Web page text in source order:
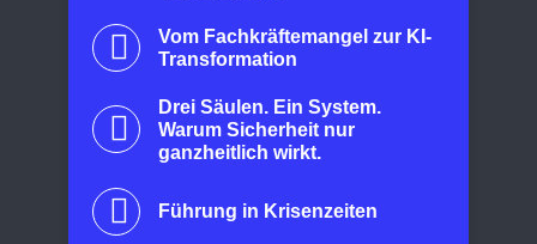
Vom Fachkräftemangel zur KI-
Transformation
Drei Säulen. Ein System.
Warum Sicherheit nur
ganzheitlich wirkt.
Führung in Krisenzeiten